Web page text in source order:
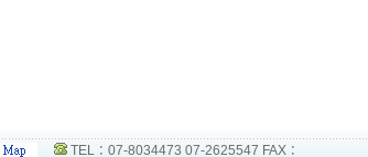
TEL：07-8034473 07-2625547 FAX：